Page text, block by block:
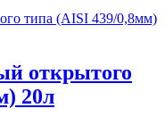
открытого
20л